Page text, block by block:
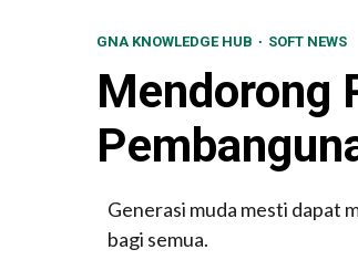
GNA KNOWLEDGE HUB SOFT NEWS
Mendorong
Generasi muda mesti dapat
bagi semua.